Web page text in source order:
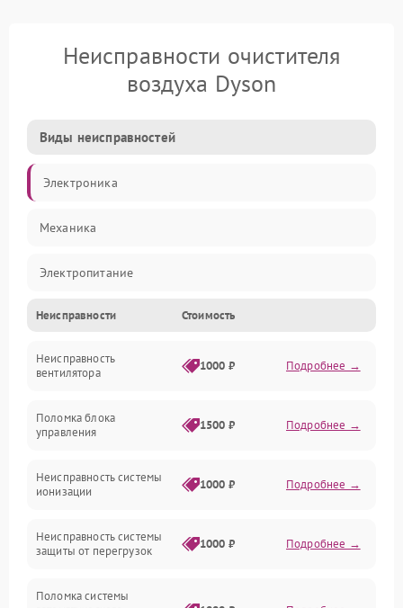
Неисправности очистителя
воздуха Dyson
Виды неисправностей
Электроника
Механика
Электропитание
Фильтры
Механические повреждения
Сеть
Неисправности Стоимость
Неисправность
вентилятора
1000 ₽ Подробнее →
Поломка блока
управления
1500 ₽ Подробнее →
Неисправность системы
ионизации
1000 ₽ Подробнее →
Неисправность системы
защиты от перегрузок
1000 ₽ Подробнее →
Поломка системы